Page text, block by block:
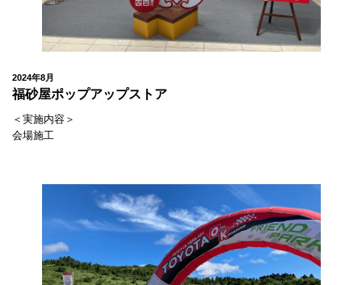
2024年8月
福砂屋ポップアップストア
＜実施内容＞
会場施工